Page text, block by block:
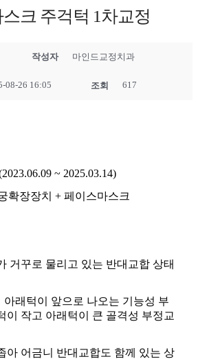
크 주걱턱 1차교정
작성자 마인드교정치과
08-26 16:05 조회 617
~ 2025.03.14)
확장장치 + 페이스마스크
거꾸로 물리고 있는 반대교합 상태
아래턱이 앞으로 나오는 기능성 부
이 작고 아래턱이 큰 골격성 부정교
아 어금니 반대교합도 함께 있는 상